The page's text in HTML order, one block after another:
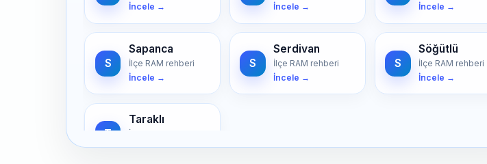
İncele →
İncele →
İncele →
S
Sapanca
İlçe RAM rehberi
İncele →
S
Serdivan
İlçe RAM rehberi
İncele →
S
Söğütlü
İlçe RAM rehberi
İncele →
T
Taraklı
İncele →